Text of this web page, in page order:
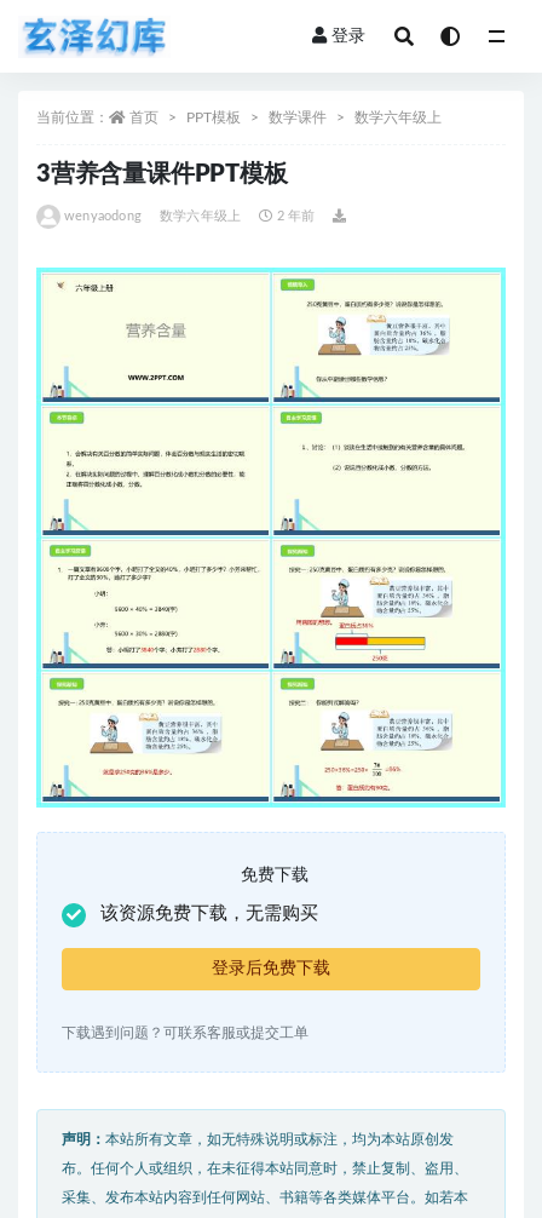
登录
当前位置： 首页 PPT模板 数学课件 数学六年级上
3营养含量课件PPT模板
wenyaodong 数学六年级上 2 年前
免费下载
该资源免费下载，无需购买
登录后免费下载
下载遇到问题？可联系客服或提交工单
声明： 本站所有文章，如无特殊说明或标注，均为本站原创发
布。任何个人或组织，在未征得本站同意时，禁止复制、盗用、
采集、发布本站内容到任何网站、书籍等各类媒体平台。如若本